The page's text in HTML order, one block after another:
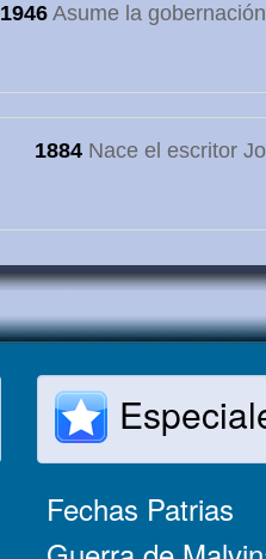
1946Asume la
1884 Nace el escritor
Fechas Patrias